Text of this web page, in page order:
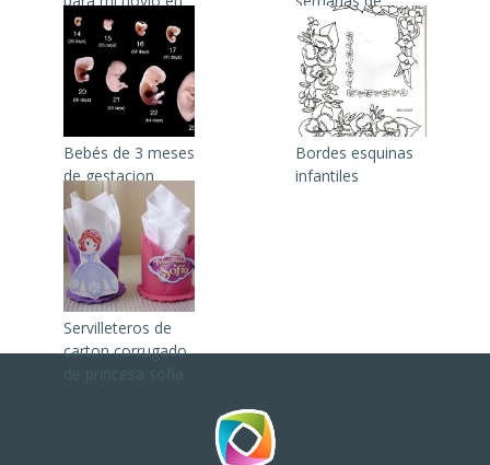
FaceBook
gestacion
Bebés de 3 meses
de gestacion
fotos
Bordes esquinas
infantiles
Servilleteros de
carton corrugado